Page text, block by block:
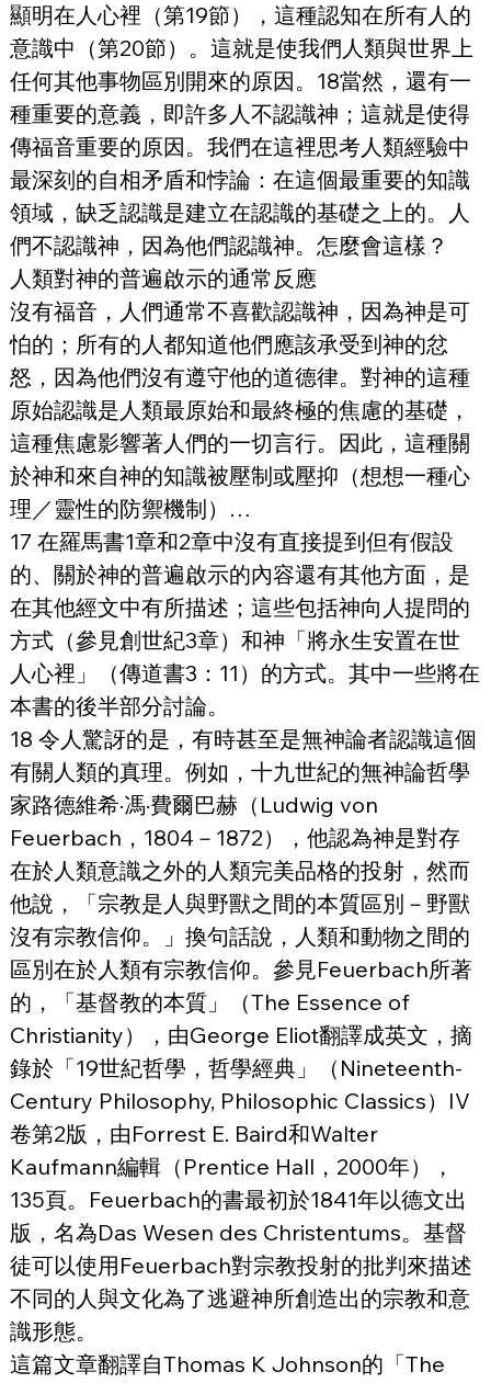
顯明在人心裡（第19節），這種認知在所有人的
意識中（第20節）。這就是使我們人類與世界上
任何其他事物區別開來的原因。18當然，還有一
種重要的意義，即許多人不認識神；這就是使得
傳福音重要的原因。我們在這裡思考人類經驗中
最深刻的自相矛盾和悖論：在這個最重要的知識
領域，缺乏認識是建立在認識的基礎之上的。人
們不認識神，因為他們認識神。怎麼會這樣？
人類對神的普遍啟示的通常反應
沒有福音，人們通常不喜歡認識神，因為神是可
怕的；所有的人都知道他們應該承受到神的忿
怒，因為他們沒有遵守他的道德律。對神的這種
原始認識是人類最原始和最終極的焦慮的基礎，
這種焦慮影響著人們的一切言行。因此，這種關
於神和來自神的知識被壓制或壓抑（想想一種心
理／靈性的防禦機制）…
17 在羅馬書1章和2章中沒有直接提到但有假設
的、關於神的普遍啟示的內容還有其他方面，是
在其他經文中有所描述；這些包括神向人提問的
方式（參見創世紀3章）和神「將永生安置在世
人心裡」（傳道書3：11）的方式。其中一些將在
本書的後半部分討論。
18 令人驚訝的是，有時甚至是無神論者認識這個
有關人類的真理。例如，十九世紀的無神論哲學
家路德維希·馮·費爾巴赫（Ludwig von
Feuerbach，1804－1872），他認為神是對存
在於人類意識之外的人類完美品格的投射，然而
他說，「宗教是人與野獸之間的本質區別－野獸
沒有宗教信仰。」換句話說，人類和動物之間的
區別在於人類有宗教信仰。參見Feuerbach所著
的，「基督教的本質」（The Essence of
Christianity），由George Eliot翻譯成英文，摘
錄於「19世紀哲學，哲學經典」（Nineteenth-
Century Philosophy, Philosophic Classics）IV
卷第2版，由Forrest E. Baird和Walter
Kaufmann編輯（Prentice Hall，2000年），
135頁。Feuerbach的書最初於1841年以德文出
版，名為Das Wesen des Christentums。基督
徒可以使用Feuerbach對宗教投射的批判來描述
不同的人與文化為了逃避神所創造出的宗教和意
識形態。
這篇文章翻譯自Thomas K Johnson的「The